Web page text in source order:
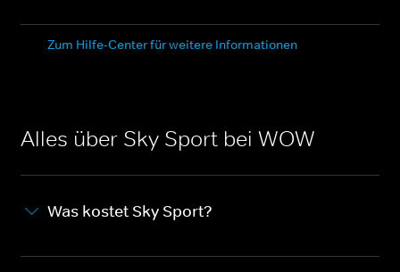
Zum Hilfe-Center für weitere Informationen
Alles über Sky Sport bei WOW
Was kostet Sky Sport?